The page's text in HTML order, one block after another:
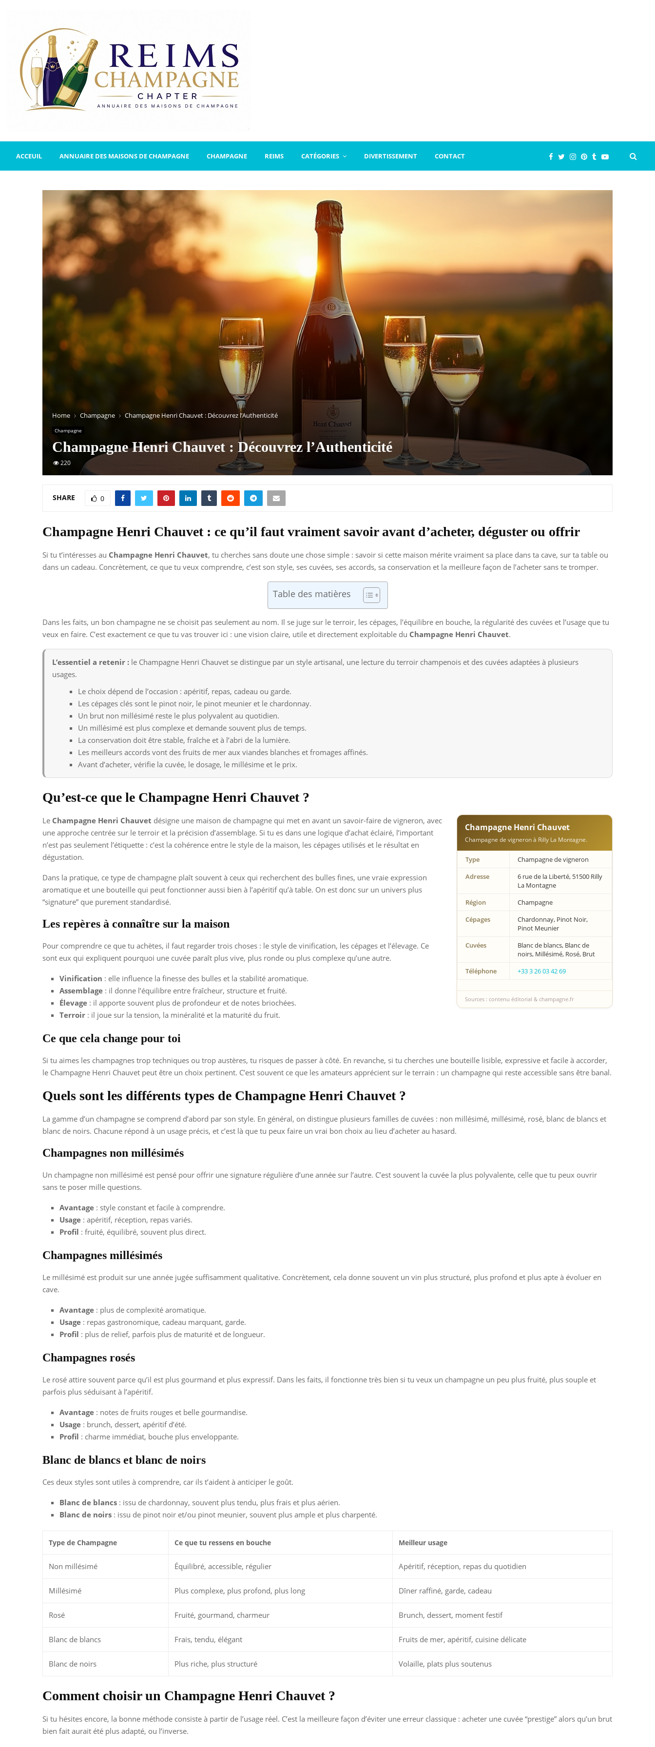
ACCEUIL ANNUAIRE DES MAISONS DE CHAMPAGNE CHAMPAGNE REIMS CATÉGORIES DIVERTISSEMENT CONTACT
Home Champagne Champagne Henri Chauvet : Découvrez l’Authenticité
Champagne
Champagne Henri Chauvet : Découvrez l’Authenticité
220
SHARE 0
Champagne Henri Chauvet : ce qu’il faut vraiment savoir avant d’acheter, déguster ou offrir
Si tu t’intéresses au Champagne Henri Chauvet, tu cherches sans doute une chose simple : savoir si cette maison mérite vraiment sa place dans ta cave, sur ta table ou
dans un cadeau. Concrètement, ce que tu veux comprendre, c’est son style, ses cuvées, ses accords, sa conservation et la meilleure façon de l’acheter sans te tromper.
Table des matières
Dans les faits, un bon champagne ne se choisit pas seulement au nom. Il se juge sur le terroir, les cépages, l’équilibre en bouche, la régularité des cuvées et l’usage que tu
veux en faire. C’est exactement ce que tu vas trouver ici : une vision claire, utile et directement exploitable du Champagne Henri Chauvet.
L’essentiel a retenir : le Champagne Henri Chauvet se distingue par un style artisanal, une lecture du terroir champenois et des cuvées adaptées à plusieurs
usages.
Le choix dépend de l’occasion : apéritif, repas, cadeau ou garde.
Les cépages clés sont le pinot noir, le pinot meunier et le chardonnay.
Un brut non millésimé reste le plus polyvalent au quotidien.
Un millésimé est plus complexe et demande souvent plus de temps.
La conservation doit être stable, fraîche et à l’abri de la lumière.
Les meilleurs accords vont des fruits de mer aux viandes blanches et fromages affinés.
Avant d’acheter, vérifie la cuvée, le dosage, le millésime et le prix.
Qu’est-ce que le Champagne Henri Chauvet ?
Champagne Henri Chauvet
Champagne de vigneron à Rilly La Montagne.
Type
Champagne de vigneron
Adresse
6 rue de la Liberté, 51500 Rilly
La Montagne
Région
Champagne
Cépages
Chardonnay, Pinot Noir,
Pinot Meunier
Cuvées
Blanc de blancs, Blanc de
noirs, Millésimé, Rosé, Brut
Téléphone
+33 3 26 03 42 69
Sources : contenu éditorial & champagne.fr
Le Champagne Henri Chauvet désigne une maison de champagne qui met en avant un savoir-faire de vigneron, avec
une approche centrée sur le terroir et la précision d’assemblage. Si tu es dans une logique d’achat éclairé, l’important
n’est pas seulement l’étiquette : c’est la cohérence entre le style de la maison, les cépages utilisés et le résultat en
dégustation.
Dans la pratique, ce type de champagne plaît souvent à ceux qui recherchent des bulles fines, une vraie expression
aromatique et une bouteille qui peut fonctionner aussi bien à l’apéritif qu’à table. On est donc sur un univers plus
“signature” que purement standardisé.
Les repères à connaître sur la maison
Pour comprendre ce que tu achètes, il faut regarder trois choses : le style de vinification, les cépages et l’élevage. Ce
sont eux qui expliquent pourquoi une cuvée paraît plus vive, plus ronde ou plus complexe qu’une autre.
Vinification : elle influence la finesse des bulles et la stabilité aromatique.
Assemblage : il donne l’équilibre entre fraîcheur, structure et fruité.
Élevage : il apporte souvent plus de profondeur et de notes briochées.
Terroir : il joue sur la tension, la minéralité et la maturité du fruit.
Ce que cela change pour toi
Si tu aimes les champagnes trop techniques ou trop austères, tu risques de passer à côté. En revanche, si tu cherches une bouteille lisible, expressive et facile à accorder,
le Champagne Henri Chauvet peut être un choix pertinent. C’est souvent ce que les amateurs apprécient sur le terrain : un champagne qui reste accessible sans être banal.
Quels sont les différents types de Champagne Henri Chauvet ?
La gamme d’un champagne se comprend d’abord par son style. En général, on distingue plusieurs familles de cuvées : non millésimé, millésimé, rosé, blanc de blancs et
blanc de noirs. Chacune répond à un usage précis, et c’est là que tu peux faire un vrai bon choix au lieu d’acheter au hasard.
Champagnes non millésimés
Un champagne non millésimé est pensé pour offrir une signature régulière d’une année sur l’autre. C’est souvent la cuvée la plus polyvalente, celle que tu peux ouvrir
sans te poser mille questions.
Avantage : style constant et facile à comprendre.
Usage : apéritif, réception, repas variés.
Profil : fruité, équilibré, souvent plus direct.
Champagnes millésimés
Le millésimé est produit sur une année jugée suffisamment qualitative. Concrètement, cela donne souvent un vin plus structuré, plus profond et plus apte à évoluer en
cave.
Avantage : plus de complexité aromatique.
Usage : repas gastronomique, cadeau marquant, garde.
Profil : plus de relief, parfois plus de maturité et de longueur.
Champagnes rosés
Le rosé attire souvent parce qu’il est plus gourmand et plus expressif. Dans les faits, il fonctionne très bien si tu veux un champagne un peu plus fruité, plus souple et
parfois plus séduisant à l’apéritif.
Avantage : notes de fruits rouges et belle gourmandise.
Usage : brunch, dessert, apéritif d’été.
Profil : charme immédiat, bouche plus enveloppante.
Blanc de blancs et blanc de noirs
Ces deux styles sont utiles à comprendre, car ils t’aident à anticiper le goût.
Blanc de blancs : issu de chardonnay, souvent plus tendu, plus frais et plus aérien.
Blanc de noirs : issu de pinot noir et/ou pinot meunier, souvent plus ample et plus charpenté.
Type de Champagne Ce que tu ressens en bouche Meilleur usage
Non millésimé Équilibré, accessible, régulier Apéritif, réception, repas du quotidien
Millésimé Plus complexe, plus profond, plus long Dîner raffiné, garde, cadeau
Rosé Fruité, gourmand, charmeur Brunch, dessert, moment festif
Blanc de blancs Frais, tendu, élégant Fruits de mer, apéritif, cuisine délicate
Blanc de noirs Plus riche, plus structuré Volaille, plats plus soutenus
Comment choisir un Champagne Henri Chauvet ?
Si tu hésites encore, la bonne méthode consiste à partir de l’usage réel. C’est la meilleure façon d’éviter une erreur classique : acheter une cuvée “prestige” alors qu’un brut
bien fait aurait été plus adapté, ou l’inverse.